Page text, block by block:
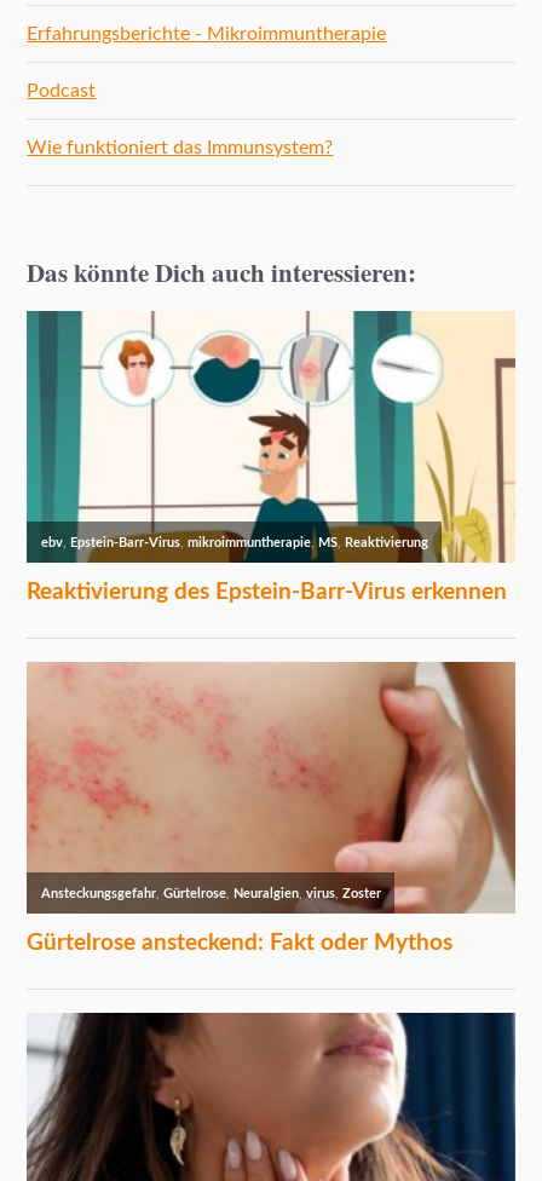
Erfahrungsberichte - Mikroimmuntherapie
Podcast
Wie funktioniert das Immunsystem?
Das könnte Dich auch interessieren: